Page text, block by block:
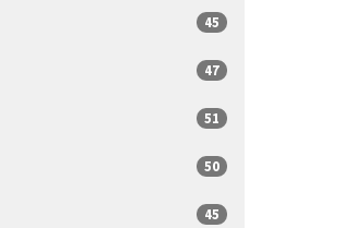
45
47
51
50
45